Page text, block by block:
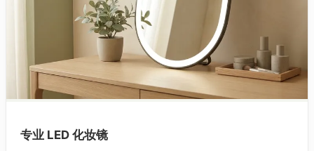
专业 LED 化妆镜